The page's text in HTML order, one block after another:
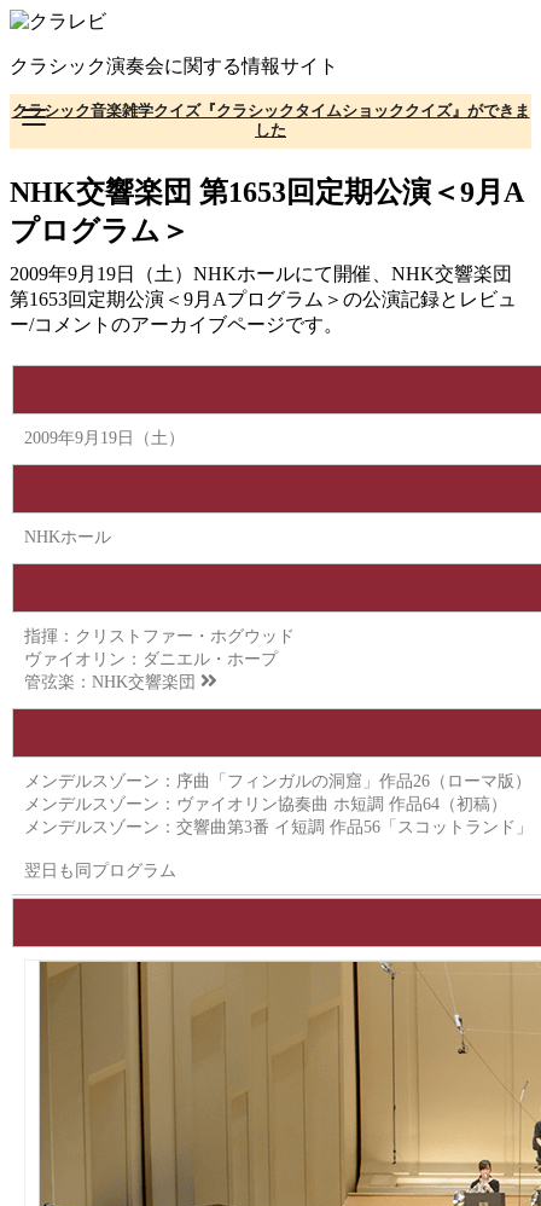
コ
テ
ン
ツ
へ
動
クラシック演奏会に関する情報サイト
クラシック音楽雑学クイズ『クラシックタイムショッククイズ』ができま
した
NHK交響楽団 第1653回定期公演＜9月A
プログラム＞
2009年9月19日（土）NHKホールにて開催、NHK交響楽団
第1653回定期公演＜9月Aプログラム＞の公演記録とレビュ
ー/コメントのアーカイブページです。
2009年9月19日（土）
NHKホール
指揮：クリストファー・ホグウッド
ヴァイオリン：ダニエル・ホープ
管弦楽： NHK交響楽団
メンデルスゾーン：序曲「フィンガルの洞窟」作品26（ローマ版）
メンデルスゾーン：ヴァイオリン協奏曲 ホ短調 作品64（初稿）
メンデルスゾーン：交響曲第3番 イ短調 作品56「スコットランド」
翌日も同プログラム